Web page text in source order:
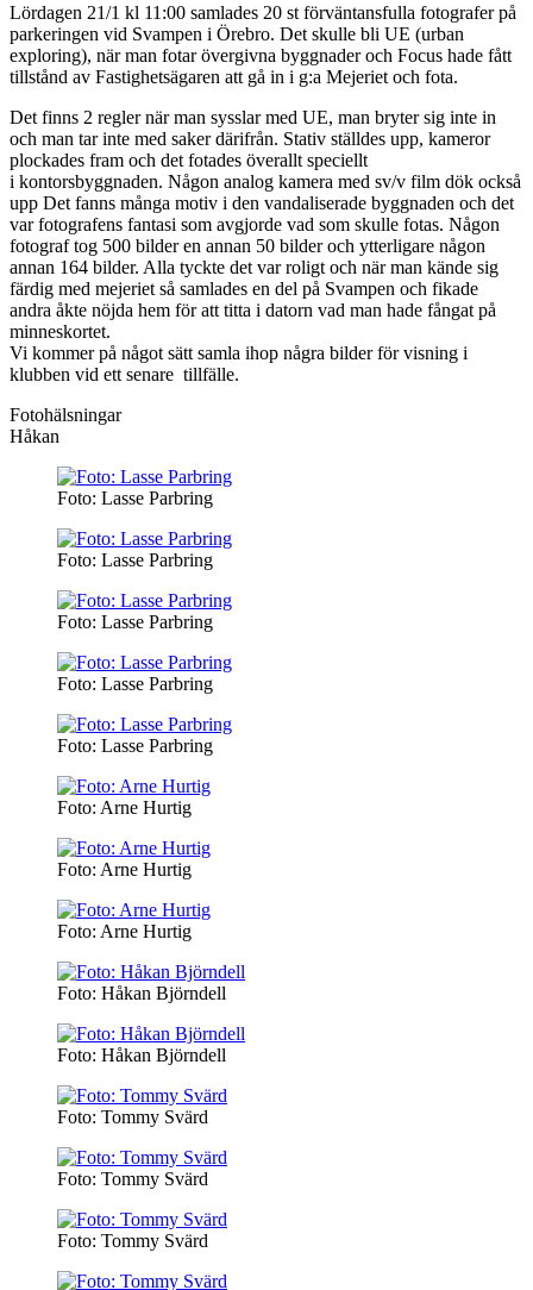
Lördagen 21/1 kl 11:00 samlades 20 st förväntansfulla fotografer på
parkeringen vid Svampen i Örebro. Det skulle bli UE (urban
exploring), när man fotar övergivna byggnader och Focus hade fått
tillstånd av Fastighetsägaren att gå in i g:a Mejeriet och fota.
Det finns 2 regler när man sysslar med UE, man bryter sig inte in
och man tar inte med saker därifrån. Stativ ställdes upp, kameror
plockades fram och det fotades överallt speciellt
i kontorsbyggnaden. Någon analog kamera med sv/v film dök också
upp Det fanns många motiv i den vandaliserade byggnaden och det
var fotografens fantasi som avgjorde vad som skulle fotas. Någon
fotograf tog 500 bilder en annan 50 bilder och ytterligare någon
annan 164 bilder. Alla tyckte det var roligt och när man kände sig
färdig med mejeriet så samlades en del på Svampen och fikade
andra åkte nöjda hem för att titta i datorn vad man hade fångat på
minneskortet.
Vi kommer på något sätt samla ihop några bilder för visning i
klubben vid ett senare tillfälle.
Fotohälsningar
Håkan
Foto: Lasse Parbring
Foto: Lasse Parbring
Foto: Lasse Parbring
Foto: Lasse Parbring
Foto: Lasse Parbring
Foto: Arne Hurtig
Foto: Arne Hurtig
Foto: Arne Hurtig
Foto: Håkan Björndell
Foto: Håkan Björndell
Foto: Tommy Svärd
Foto: Tommy Svärd
Foto: Tommy Svärd